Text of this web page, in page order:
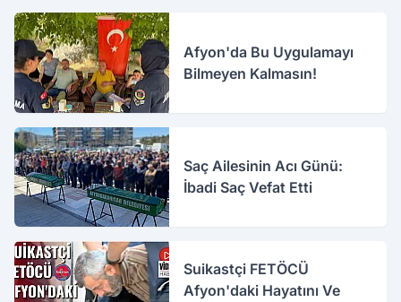
Afyon'da Bu Uygulamayı
Bilmeyen Kalmasın!
Saç Ailesinin Acı Günü:
İbadi Saç Vefat Etti
Suikastçi FETÖCÜ
Afyon'daki Hayatını Ve